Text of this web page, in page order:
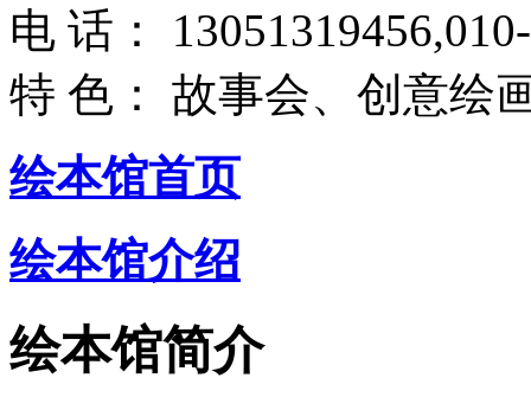
电 话：
特 色： 故事会、创意绘
绘本馆首页
绘本馆介绍
绘本馆简介